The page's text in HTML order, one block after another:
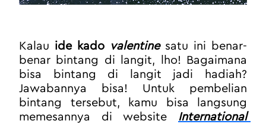
Kalau ide kado valentine satu ini benar-
benar bintang di langit, lho! Bagaimana
bisa bintang di langit jadi hadiah?
Jawabannya bisa! Untuk pembelian
bintang tersebut, kamu bisa langsung
memesannya di website International